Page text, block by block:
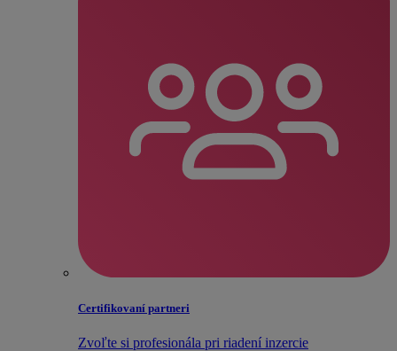
Certifikovaní partneri
Zvoľte si profesionála pri riadení inzercie